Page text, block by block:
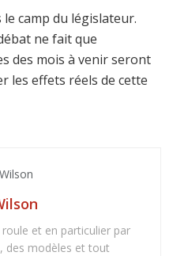
camp du législateur.
ne fait que
des mois à venir seront
les effets réels de cette
et en particulier par
des modèles et tout